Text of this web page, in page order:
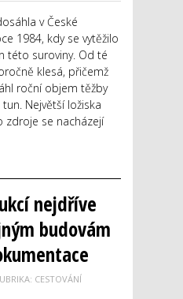
v České
1984, kdy se vytěžilo
této suroviny. Od té
klesá, přičemž
roční objem těžby
Největší ložiska
se nacházejí
nejdříve
budovám
CESTOVÁNÍ